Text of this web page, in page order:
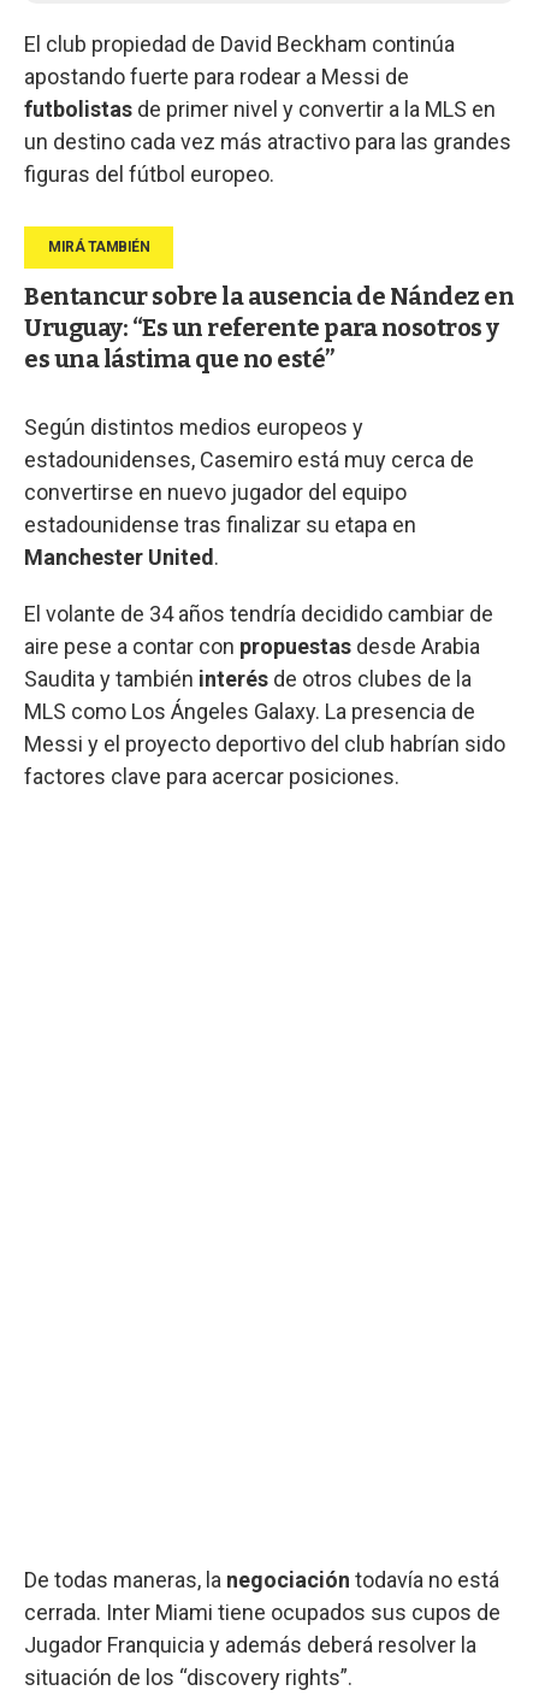
El club propiedad de David Beckham continúa
apostando fuerte para rodear a Messi de
futbolistas de primer nivel y convertir a la MLS en
un destino cada vez más atractivo para las grandes
figuras del fútbol europeo.
Bentancur sobre la ausencia de Nández en
Uruguay: “Es un referente para nosotros y
es una lástima que no esté”
Según distintos medios europeos y
estadounidenses, Casemiro está muy cerca de
convertirse en nuevo jugador del equipo
estadounidense tras finalizar su etapa en
Manchester United .
El volante de 34 años tendría decidido cambiar de
aire pese a contar con propuestas desde Arabia
Saudita y también interés de otros clubes de la
MLS como Los Ángeles Galaxy. La presencia de
Messi y el proyecto deportivo del club habrían sido
factores clave para acercar posiciones.
De todas maneras, la negociación todavía no está
cerrada. Inter Miami tiene ocupados sus cupos de
Jugador Franquicia y además deberá resolver la
situación de los “discovery rights”.